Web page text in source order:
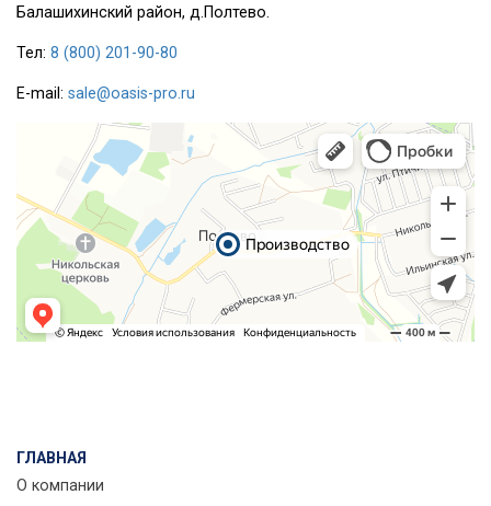
Балашихинский район, д.Полтево.
Тел: 8 (800) 201-90-80
E-mail: sale@oasis-pro.ru
ГЛАВНАЯ
О компании